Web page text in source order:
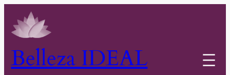
Belleza IDEAL